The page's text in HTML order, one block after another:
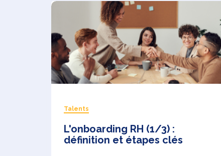
Talents
L'onboarding RH (1/3) :
définition et étapes clés